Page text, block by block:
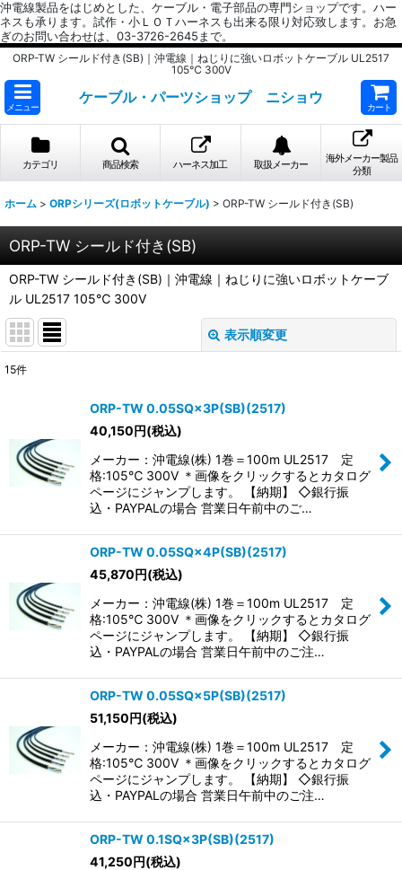
沖電線製品をはじめとした、ケーブル・電子部品の専門ショップです。ハー
ネスも承ります。試作・小ＬＯＴハーネスも出来る限り対応致します。お急
ぎのお問い合わせは、03-3726-2645まで。
ORP-TW シールド付き(SB)｜沖電線｜ねじりに強いロボットケーブル UL2517
105℃ 300V
メニュー
ケーブル・パーツショップ ニショウ
カート
カテゴリ 商品検索 ハーネス加工 取扱メーカー
海外メーカー製品
分類
ホーム > ORPシリーズ(ロボットケーブル) > ORP-TW シールド付き(SB)
ORP-TW シールド付き(SB)
ORP-TW シールド付き(SB)｜沖電線｜ねじりに強いロボットケーブ
ル UL2517 105℃ 300V
表示順変更
並び順
絞り込む
15件
ORP-TW 0.05SQ×3P(SB)(2517)
40,150円(税込)
メーカー：沖電線(株) 1巻＝100m UL2517 定
格:105℃ 300V ＊画像をクリックするとカタログ
ページにジャンプします。 【納期】 ◇銀行振
込・PAYPALの場合 営業日午前中のご…
ORP-TW 0.05SQ×4P(SB)(2517)
45,870円(税込)
メーカー：沖電線(株) 1巻＝100m UL2517 定
格:105℃ 300V ＊画像をクリックするとカタログ
ページにジャンプします。 【納期】 ◇銀行振
込・PAYPALの場合 営業日午前中のご注…
ORP-TW 0.05SQ×5P(SB)(2517)
51,150円(税込)
メーカー：沖電線(株) 1巻＝100m UL2517 定
格:105℃ 300V ＊画像をクリックするとカタログ
ページにジャンプします。 【納期】 ◇銀行振
込・PAYPALの場合 営業日午前中のご注…
ORP-TW 0.1SQ×3P(SB)(2517)
41,250円(税込)